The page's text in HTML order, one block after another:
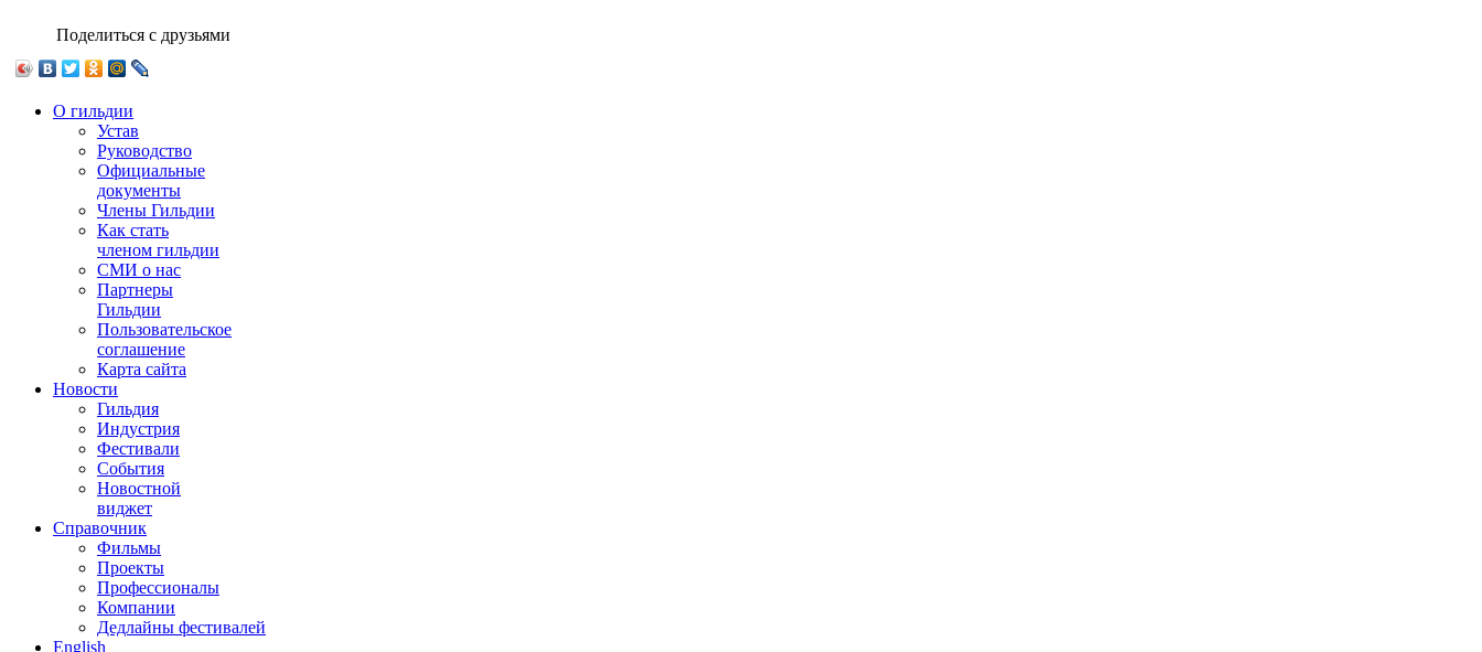
Поделиться с друзьями
О гильдии
Устав
Руководство
Официальные
документы
Члены Гильдии
Как стать
членом гильдии
СМИ о нас
Партнеры
Гильдии
Пользовательское
соглашение
Карта сайта
Новости
Гильдия
Индустрия
Фестивали
События
Новостной
виджет
Справочник
Фильмы
Проекты
Профессионалы
Компании
Дедлайны фестивалей
English